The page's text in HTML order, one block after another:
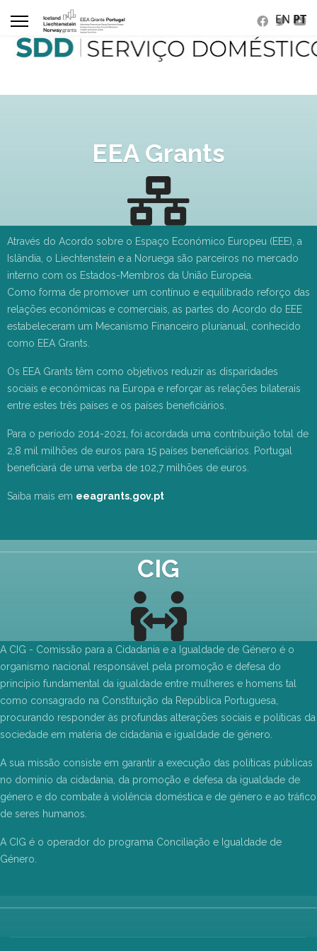
EEA Grants
Através do Acordo sobre o Espaço Económico Europeu (EEE), a
Islândia, o Liechtenstein e a Noruega são parceiros no mercado
interno com os Estados-Membros da União Europeia.
Como forma de promover um contínuo e equilibrado reforço das
relações económicas e comerciais, as partes do Acordo do EEE
estabeleceram um Mecanismo Financeiro plurianual, conhecido
como EEA Grants.
Os EEA Grants têm como objetivos reduzir as disparidades
sociais e económicas na Europa e reforçar as relações bilaterais
entre estes três países e os países beneficiários.
Para o período 2014-2021, foi acordada uma contribuição total de
2,8 mil milhões de euros para 15 países beneficiários. Portugal
beneficiará de uma verba de 102,7 milhões de euros.
Saiba mais em eeagrants.gov.pt
CIG
A CIG - Comissão para a Cidadania e a Igualdade de Género é o
organismo nacional responsável pela promoção e defesa do
princípio fundamental da igualdade entre mulheres e homens tal
como consagrado na Constituição da República Portuguesa,
procurando responder às profundas alterações sociais e políticas da
sociedade em matéria de cidadania e igualdade de género.
A sua missão consiste em garantir a execução das políticas públicas
no domínio da cidadania, da promoção e defesa da igualdade de
género e do combate à violência doméstica e de género e ao tráfico
de seres humanos.
A CIG é o operador do programa Conciliação e Igualdade de
Género.
EN PT